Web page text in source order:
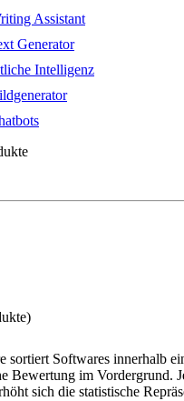
Assistant
Generator
Intelligenz
sortiert Softwares innerhalb
Bewertung im Vordergrund.
sich die statistische